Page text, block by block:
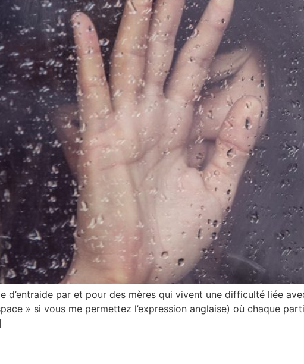
d’entraide par et pour des mères qui vivent une difficulté liée
» si vous me permettez l’expression anglaise) où chaque